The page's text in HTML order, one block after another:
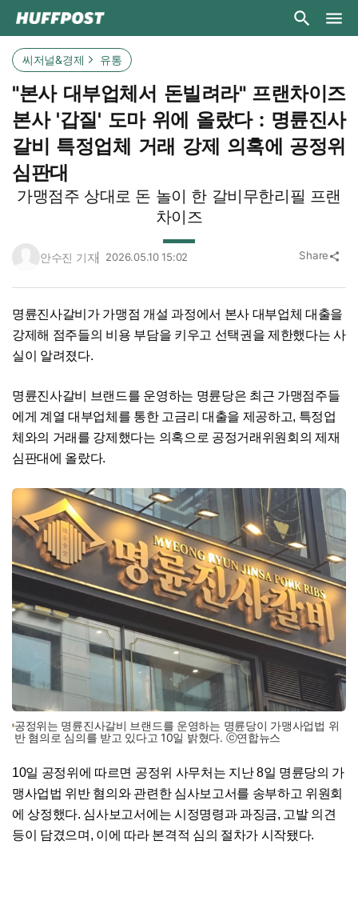
씨저널&경제 유통
"본사 대부업체서 돈빌려라" 프랜차이즈
본사 '갑질' 도마 위에 올랐다 : 명륜진사
갈비 특정업체 거래 강제 의혹에 공정위
심판대
가맹점주 상대로 돈 놀이 한 갈비무한리필 프랜
차이즈
안수진 기자 2026.05.10 15:02 Share share
명륜진사갈비가 가맹점 개설 과정에서 본사 대부업체 대출을
강제해 점주들의 비용 부담을 키우고 선택권을 제한했다는 사
실이 알려졌다.
명륜진사갈비 브랜드를 운영하는 명륜당은 최근 가맹점주들
에게 계열 대부업체를 통한 고금리 대출을 제공하고, 특정업
체와의 거래를 강제했다는 의혹으로 공정거래위원회의 제재
심판대에 올랐다.
공정위는 명륜진사갈비 브랜드를 운영하는 명륜당이 가맹사업법 위
반 혐의로 심의를 받고 있다고 10일 밝혔다. ⓒ연합뉴스
10일 공정위에 따르면 공정위 사무처는 지난 8일 명륜당의 가
맹사업법 위반 혐의와 관련한 심사보고서를 송부하고 위원회
에 상정했다. 심사보고서에는 시정명령과 과징금, 고발 의견
등이 담겼으며, 이에 따라 본격적 심의 절차가 시작됐다.